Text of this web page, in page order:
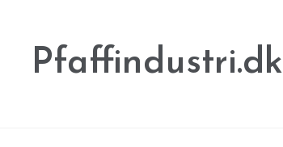
Pfaffindustri.dk